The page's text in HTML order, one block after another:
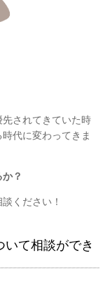
されてきていた時
代に変わってきま
？
ください！
て相談ができ